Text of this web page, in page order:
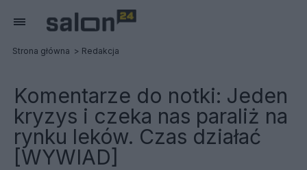
Strona główna Redakcja
Komentarze do notki: Jeden
kryzys i czeka nas paraliż na
rynku leków. Czas działać
[WYWIAD]